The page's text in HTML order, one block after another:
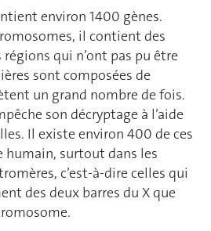
environ 1400 gènes.
il contient des
régions qui n’ont pas pu être
sont composées de
un grand nombre de fois.
son décryptage à l’aide
Il existe environ 400 de ces
humain, surtout dans les
c’est-à-dire celles qui
des deux barres du X que